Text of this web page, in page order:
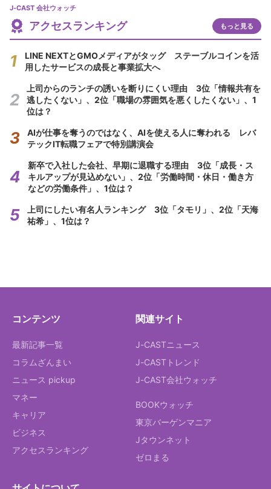
J-CAST 会社ウォッチ
アクセスランキング もっと見る
LINE NEXTとGMOメディアがタッグ ステーブルコインを活
用したサービスの成長と事業拡大へ
上司からのランチの誘いを断りにくい理由 3位「情報共有を
逃したくない」、2位「職場の雰囲気を悪くしたくない」、1
位は？
AIが仕事を奪うのではなく、AIを使える人に奪われる レバ
テックIT転職フェアで特別講演会
新卒で入社した会社、早期に退職する理由 3位「成長・ス
キルアップが見込めない」、2位「労働時間・休日・働き方
などの労働条件」、1位は？
上司にしたい有名人ランキング 3位「タモリ」、2位「天海
祐希」、1位は？
コンテンツ
最新記事一覧
コラムざんまい
ニュース pickup
マネー
キャリア
ビジネス
アクセスランキング
関連サイト
J-CASTニュース
J-CASTトレンド
J-CAST会社ウォッチ
BOOKウォッチ
東京バーゲンマニア
Jタウンネット
ゼロまる